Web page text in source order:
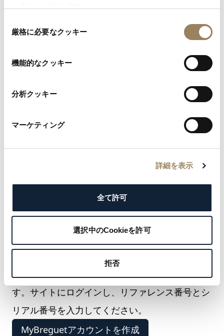
厳格に必要なクッキー
機能的なクッキー
分析クッキー
マーケティング
詳細を表示
全て許可
選択中のCookieを許可
拒否
2025年1月1日以降に購入された時計には、保証
カードが時計のボックスに同梱されています。お
手元に届いていない場合は、リクエストが可能で
し、保証の対象であることを示します。取得する
には、お問い合わせフォームから申請を送信して
ください。確認後、カスタマーサービスの規定に
従って、お客様専用のカードをお送りします。
MyBreguetに時計を追加する
保証延長を含む限定サービスがご利用いただけま
す。サイトにログインし、リファレンス番号とシ
リアル番号を入力してください。
MyBreguetアカウントを作成